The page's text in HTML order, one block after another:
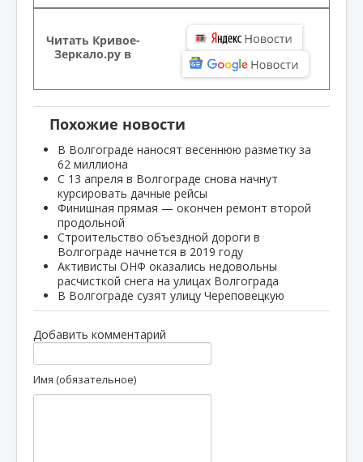
Читать Кривое-
Зеркало.ру в
Похожие новости
В Волгограде наносят весеннюю разметку за
62 миллиона
С 13 апреля в Волгограде снова начнут
курсировать дачные рейсы
Финишная прямая — окончен ремонт второй
продольной
Строительство объездной дороги в
Волгограде начнется в 2019 году
Активисты ОНФ оказались недовольны
расчисткой снега на улицах Волгограда
В Волгограде сузят улицу Череповецкую
Добавить комментарий
Имя (обязательное)